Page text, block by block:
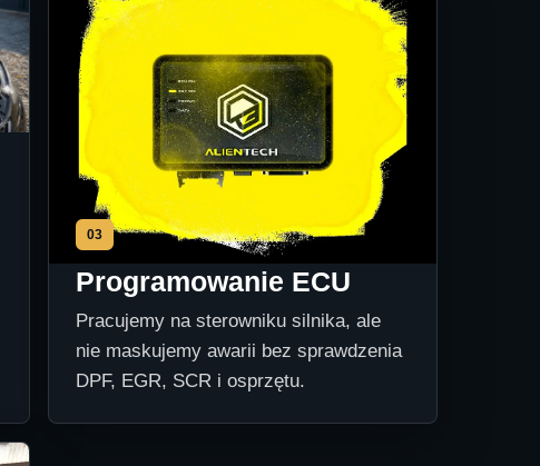
03
Programowanie ECU
Pracujemy na sterowniku silnika, ale
nie maskujemy awarii bez sprawdzenia
DPF, EGR, SCR i osprzętu.